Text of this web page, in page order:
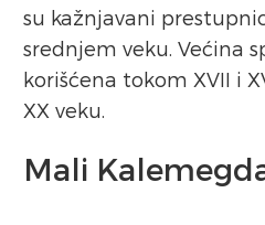
su kažnjavani
srednjem veku. Većina
korišćena tokom XVII i
XX veku.
Mali